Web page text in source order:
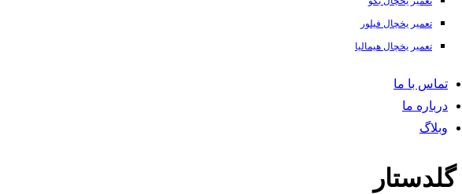
تعمیر یخچال فیلور
تعمیر یخچال هیمالیا
تماس با ما
درباره ما
وبلاگ
گلدستار